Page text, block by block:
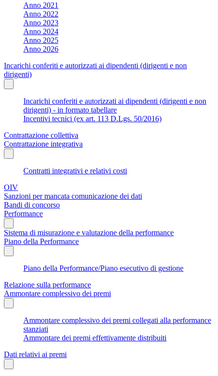
Anno 2021
Anno 2022
Anno 2023
Anno 2024
Anno 2025
Anno 2026
Incarichi conferiti e autorizzati ai dipendenti (dirigenti e non
dirigenti)
Incarichi conferiti e autorizzati ai dipendenti (dirigenti e non
dirigenti) - in formato tabellare
Incentivi tecnici (ex art. 113 D.Lgs. 50/2016)
Contrattazione collettiva
Contrattazione integrativa
Contratti integrativi e relativi costi
OIV
Sanzioni per mancata comunicazione dei dati
Bandi di concorso
Performance
Sistema di misurazione e valutazione della performance
Piano della Performance
Piano della Performance/Piano esecutivo di gestione
Relazione sulla performance
Ammontare complessivo dei premi
Ammontare complessivo dei premi collegati alla performance
stanziati
Ammontare dei premi effettivamente distribuiti
Dati relativi ai premi